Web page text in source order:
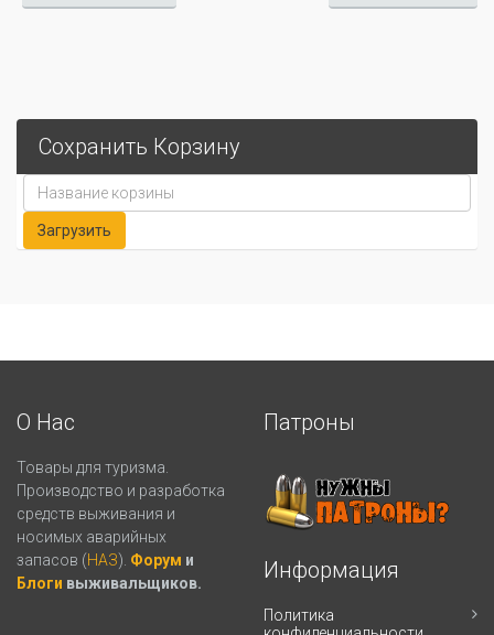
Сохранить Корзину
О Нас
Товары для туризма.
Производство и разработка
средств выживания и
носимых аварийных
запасов (НАЗ). Форум и
Блоги выживальщиков.
Патроны
Информация
Политика